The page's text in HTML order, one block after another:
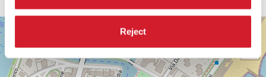
Reject
SALA
DARSENA
LUNGOMARE
MARCONI
30126
−